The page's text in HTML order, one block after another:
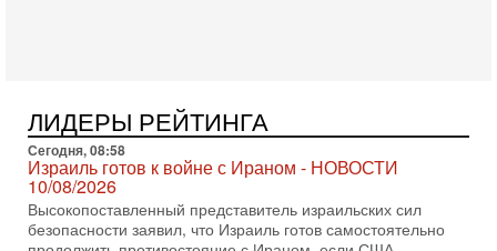
Ситуация вокруг призыва ультраортодоксов в ЦАХАЛ
достигла точки кипения. Попытки принять закон,
освобождающий уклоняющихся харедим от арестов,
3-08-2026, 17:18
Хватит отменять атаки! ЦАХАЛ - не игрушка!
Израиль готов ударить по Ирану!
В эфире телеканала ITON-TV Григорий Тамар, офицер
ЛИДЕРЫ РЕЙТИНГА
Сегодня, 08:58
Израиль готов к войне с Ираном - НОВОСТИ
10/08/2026
Высокопоставленный представитель израильских сил
безопасности заявил, что Израиль готов самостоятельно